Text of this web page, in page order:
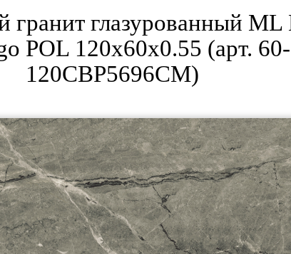
гранит глазурованный ML
POL 120x60x0.55 (арт. 60-
120CBP5696CM)